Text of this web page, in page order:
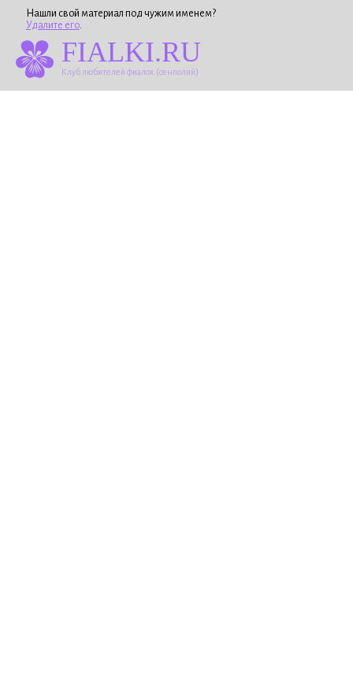
Нашли свой материал под чужим именем?
Удалите его
FIALKI.RU
Клуб любителей фиалок (сенполий)